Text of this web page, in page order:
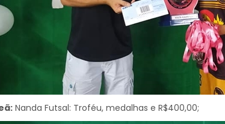
Nanda Futsal: Troféu, medalhas e R$400,00;